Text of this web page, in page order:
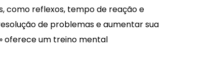
como reflexos, tempo de reação e
de problemas e aumentar sua
oferece um treino mental